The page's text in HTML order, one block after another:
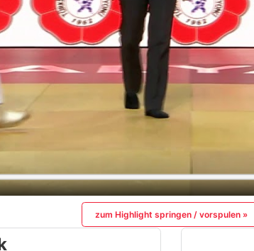
zum Highlight springen / vorspulen »